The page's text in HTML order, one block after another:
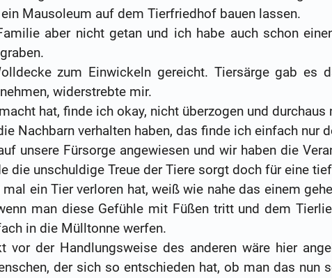
Mausoleum auf dem Tierfriedhof bauen lassen.
aber nicht getan und ich habe auch schon
zum Einwickeln gereicht. Tiersärge gab es
widerstrebte mir.
hat, finde ich okay, nicht überzogen und durchaus
Nachbarn verhalten haben, das finde ich einfach nur
unsere Fürsorge angewiesen und wir haben die
die unschuldige Treue der Tiere sorgt doch für eine
ein Tier verloren hat, weiß wie nahe das einem
man diese Gefühle mit Füßen tritt und dem
in die Mülltonne werfen.
vor der Handlungsweise des anderen wäre hier
der sich so entschieden hat, ob man das nun